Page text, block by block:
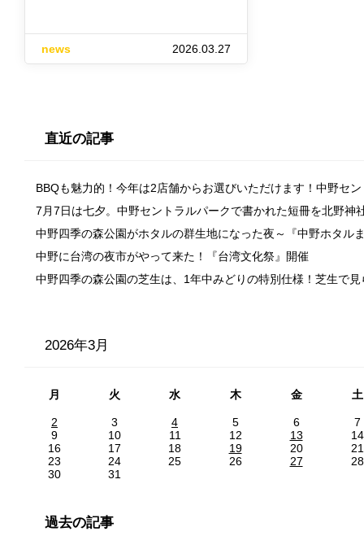
news 2026.03.27
直近の記事
BBQも魅力的！今年は2店舗からお選びいただけます！中野セ
7月7日は七夕。中野セントラルパークで書かれた短冊を北野神
中野四季の森公園がホタルの群生地になった夜～『中野ホタル
中野に台湾の夜市がやって来た！『台湾文化祭』開催
中野四季の森公園の芝生は、1年中みどりの特別仕様！芝生で
2026年3月
月 火 水 木 金 土
2 3 4 5 6
7
9
10 11 12 13
14
16
17 18 19 20
21
23
24 25 26 27
28
30
31
過去の記事